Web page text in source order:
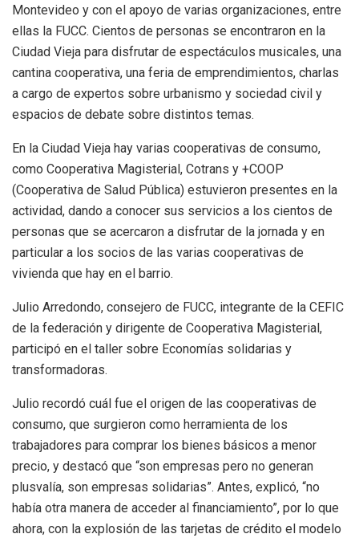
Montevideo y con el apoyo de varias organizaciones, entre
ellas la FUCC. Cientos de personas se encontraron en la
Ciudad Vieja para disfrutar de espectáculos musicales, una
cantina cooperativa, una feria de emprendimientos, charlas
a cargo de expertos sobre urbanismo y sociedad civil y
espacios de debate sobre distintos temas.
En la Ciudad Vieja hay varias cooperativas de consumo,
como Cooperativa Magisterial, Cotrans y +COOP
(Cooperativa de Salud Pública) estuvieron presentes en la
actividad, dando a conocer sus servicios a los cientos de
personas que se acercaron a disfrutar de la jornada y en
particular a los socios de las varias cooperativas de
vivienda que hay en el barrio.
Julio Arredondo, consejero de FUCC, integrante de la CEFIC
de la federación y dirigente de Cooperativa Magisterial,
participó en el taller sobre Economías solidarias y
transformadoras.
Julio recordó cuál fue el origen de las cooperativas de
consumo, que surgieron como herramienta de los
trabajadores para comprar los bienes básicos a menor
precio, y destacó que “son empresas pero no generan
plusvalía, son empresas solidarias”. Antes, explicó, “no
había otra manera de acceder al financiamiento”, por lo que
ahora, con la explosión de las tarjetas de crédito el modelo